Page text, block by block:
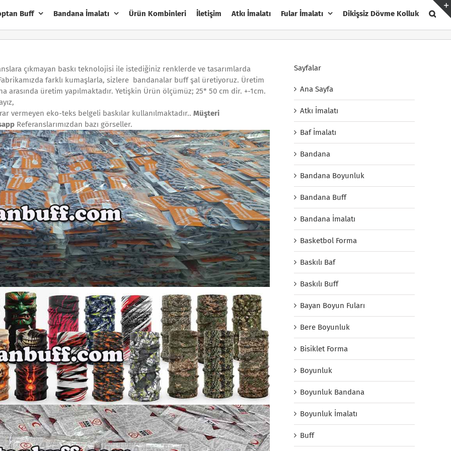
Buff Bandana İmalatı Ürün Kombinleri İletişim Atkı İmalatı Fular İmalatı Dikişsiz Dövme Kolluk
çıkmayan baskı teknolojisi ile istediğiniz renklerde ve tasarımlarda
farklı kumaşlarla, sizlere bandanalar buff şal üretiyoruz. Üretim
üretim yapılmaktadır. Yetişkin Ürün ölçümüz; 25* 50 cm dir. +-1cm.
vermeyen eko-teks belgeli baskılar kullanılmaktadır.. Müşteri
Referanslarımızdan bazı görseller.
Sayfalar
Ana Sayfa
Atkı İmalatı
Baf İmalatı
Bandana
Bandana Boyunluk
Bandana Buff
Bandana İmalatı
Basketbol Forma
Baskılı Baf
Baskılı Buff
Bayan Boyun Fuları
Bere Boyunluk
Bisiklet Forma
Boyunluk
Boyunluk Bandana
Boyunluk İmalatı
Buff